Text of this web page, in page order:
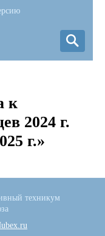
к
2024 г.
г.»
техникум